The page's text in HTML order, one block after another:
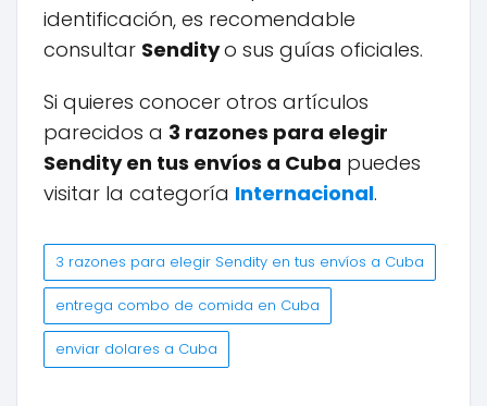
identificación, es recomendable
consultar Sendityo sus guías oficiales.
Si quieres conocer otros artículos
parecidos a 3 razones para elegir
Sendity en tus envíos a Cuba puedes
visitar la categoría Internacional.
3 razones para elegir Sendity en tus envíos a Cuba
entrega combo de comida en Cuba
enviar dolares a Cuba